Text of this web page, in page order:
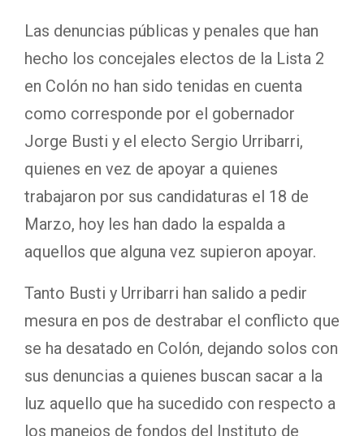
Las denuncias públicas y penales que han
hecho los concejales electos de la Lista 2
en Colón no han sido tenidas en cuenta
como corresponde por el gobernador
Jorge Busti y el electo Sergio Urribarri,
quienes en vez de apoyar a quienes
trabajaron por sus candidaturas el 18 de
Marzo, hoy les han dado la espalda a
aquellos que alguna vez supieron apoyar.
Tanto Busti y Urribarri han salido a pedir
mesura en pos de destrabar el conflicto que
se ha desatado en Colón, dejando solos con
sus denuncias a quienes buscan sacar a la
luz aquello que ha sucedido con respecto a
los manejos de fondos del Instituto de